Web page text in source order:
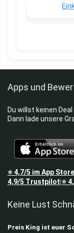
Apps und
Du willst keinen
Dann lade unsere
⭐4,7/5 im App Store
4,9/5 Trustpilot ⭐
Keine Lust
Preis King ist euer